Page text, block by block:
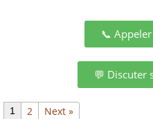
📞
💬 Discuter
1 2 Next »